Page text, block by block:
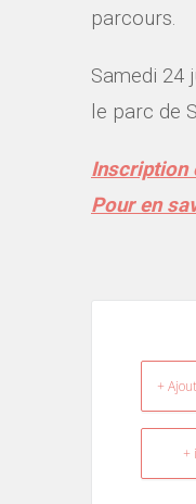
parcours.
Samedi 24
le parc de
Inscription
Pour en
+
+